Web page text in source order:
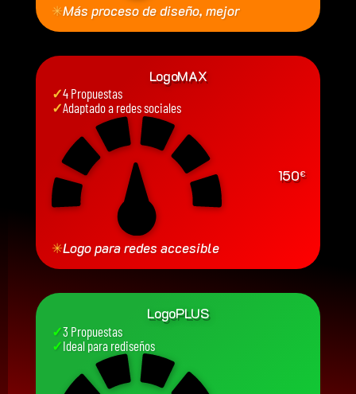
✳Más proceso de diseño, mejor
LogoMAX
✓4 Propuestas
✓Adaptado a redes sociales
150€
✳Logo para redes accesible
LogoPLUS
✓3 Propuestas
✓Ideal para rediseños